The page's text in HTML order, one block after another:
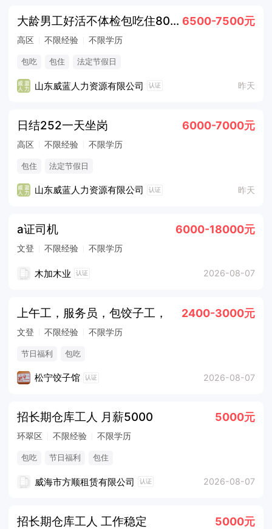
大龄男工好活不体检包吃住8000 6500-7500元
高区 不限经验 不限学历
包吃 包住 法定节假日
山东威蓝人力资源有限公司 认证 昨天
日结252一天坐岗 6000-7000元
高区 不限经验 不限学历
包住 法定节假日
山东威蓝人力资源有限公司 认证 昨天
a证司机 6000-18000元
文登 不限经验 不限学历
木加木业 认证 2026-08-07
上午工，服务员，包饺子工， 2400-3000元
文登 不限经验 不限学历
节日福利 包吃
松宁饺子馆 认证 2026-08-07
招长期仓库工人 月薪5000 5000元
环翠区 不限经验 不限学历
包吃 节日福利 包住
威海市方顺租赁有限公司 认证 2026-08-07
招长期仓库工人 工作稳定 5000元